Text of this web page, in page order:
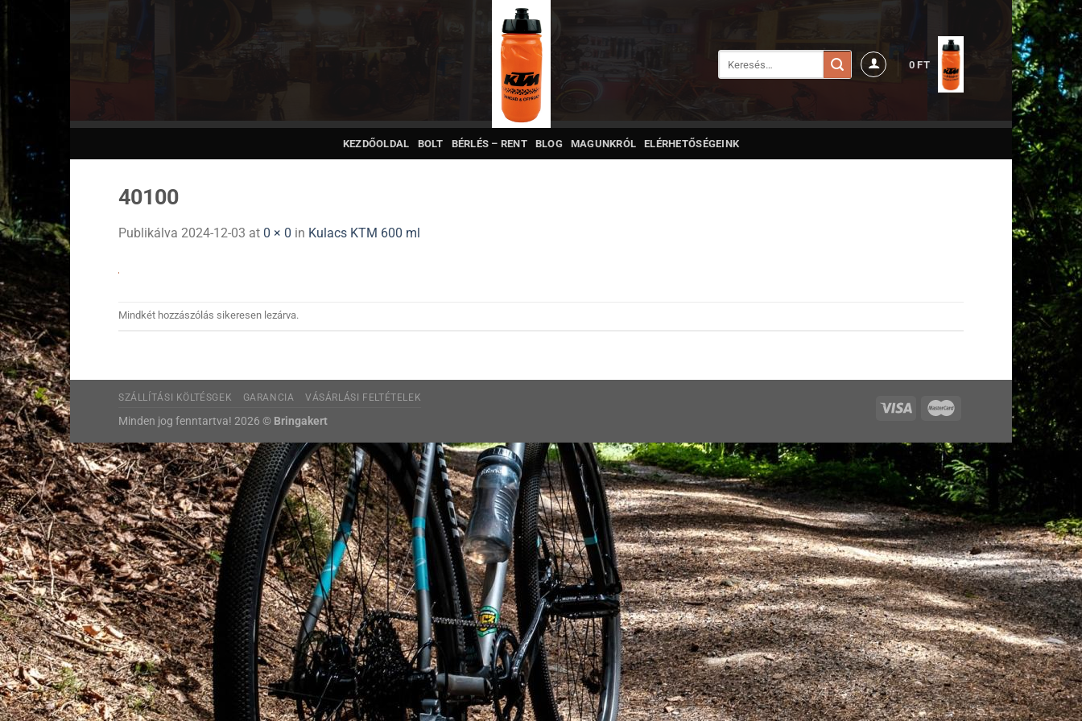
0FT
KEZDŐOLDAL BOLT BÉRLÉS – RENT BLOG MAGUNKRÓL ELÉRHETŐSÉGEINK
40100
Publikálva 2024-12-03 at 0 × 0 in Kulacs KTM 600 ml
Mindkét hozzászólás sikeresen lezárva.
SZÁLLÍTÁSI KÖLTÉSGEK GARANCIA VÁSÁRLÁSI FELTÉTELEK
Minden jog fenntartva! 2026 © Bringakert